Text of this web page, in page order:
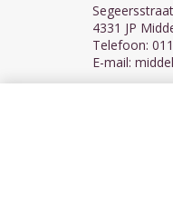
4331 JP
Telefoon:
E-mail:
BTW